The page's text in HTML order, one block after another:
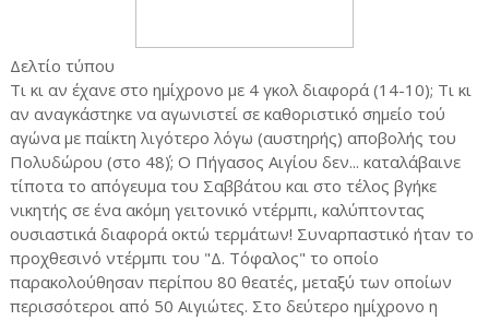
Δελτίο τύπου
Τι κι αν έχανε στο ημίχρονο με 4 γκολ διαφορά (14-10); Τι κι
αν αναγκάστηκε να αγωνιστεί σε καθοριστικό σημείο τού
αγώνα με παίκτη λιγότερο λόγω (αυστηρής) αποβολής του
Πολυδώρου (στο 48΄); Ο Πήγασος Αιγίου δεν... καταλάβαινε
τίποτα το απόγευμα του Σαββάτου και στο τέλος βγήκε
νικητής σε ένα ακόμη γειτονικό ντέρμπι, καλύπτοντας
ουσιαστικά διαφορά οκτώ τερμάτων! Συναρπαστικό ήταν το
προχθεσινό ντέρμπι του "Δ. Τόφαλος" το οποίο
παρακολούθησαν περίπου 80 θεατές, μεταξύ των οποίων
περισσότεροι από 50 Αιγιώτες. Στο δεύτερο ημίχρονο η